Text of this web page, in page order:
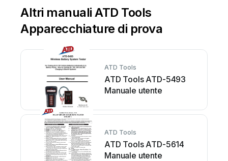
Altri manuali ATD Tools
Apparecchiature di prova
ATD Tools
ATD Tools ATD-5493
Manuale utente
ATD Tools
ATD Tools ATD-5614
Manuale utente